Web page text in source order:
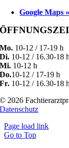
Google Maps »
Mo. 10-12 / 17-19 h
Di. 10-12 / 16.30-18 h
Mi. 10-12 h
Do.10-12 / 17-19 h
Fr. 10-12 / 16.30-18 h
© 2026
Datenschutz
Page load link
Go to Top